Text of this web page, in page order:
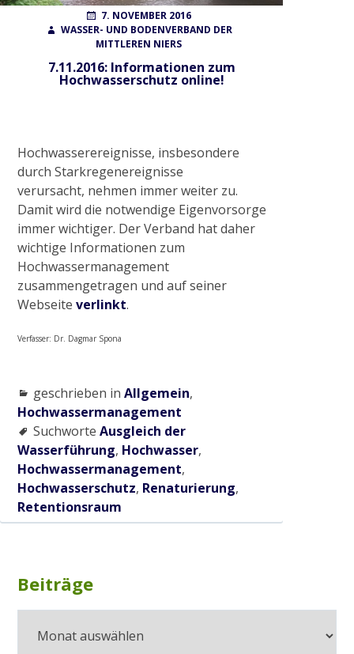
POSTED
ON
7. NOVEMBER 2016
WASSER- UND BODENVERBAND DER
MITTLEREN NIERS
7.11.2016: Informationen zum
Hochwasserschutz online!
Hochwasserereignisse, insbesondere
durch Starkregenereignisse
verursacht, nehmen immer weiter zu.
Damit wird die notwendige Eigenvorsorge
immer wichtiger. Der Verband hat daher
wichtige Informationen zum
Hochwassermanagement
zusammengetragen und auf seiner
Webseite verlinkt.
Verfasser: Dr. Dagmar Spona
geschrieben in Allgemein,
Hochwassermanagement
Suchworte Ausgleich der
Wasserführung, Hochwasser,
Hochwassermanagement,
Hochwasserschutz, Renaturierung,
Retentionsraum
Subsidiary
Sidebar
BeiträgeBeiträge